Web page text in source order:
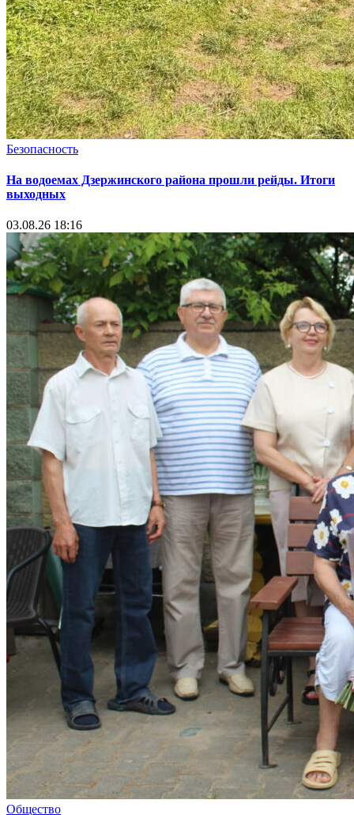
Безопасность
На водоемах Дзержинского района прошли рейды. Итоги
выходных
03.08.26 18:16
Общество